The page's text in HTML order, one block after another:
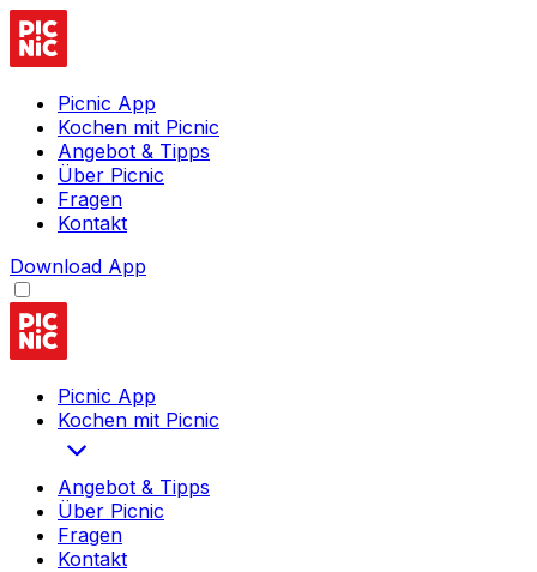
Picnic App
Kochen mit Picnic
Angebot & Tipps
Über Picnic
Fragen
Kontakt
Download App
Picnic App
Kochen mit Picnic
Angebot & Tipps
Über Picnic
Fragen
Kontakt